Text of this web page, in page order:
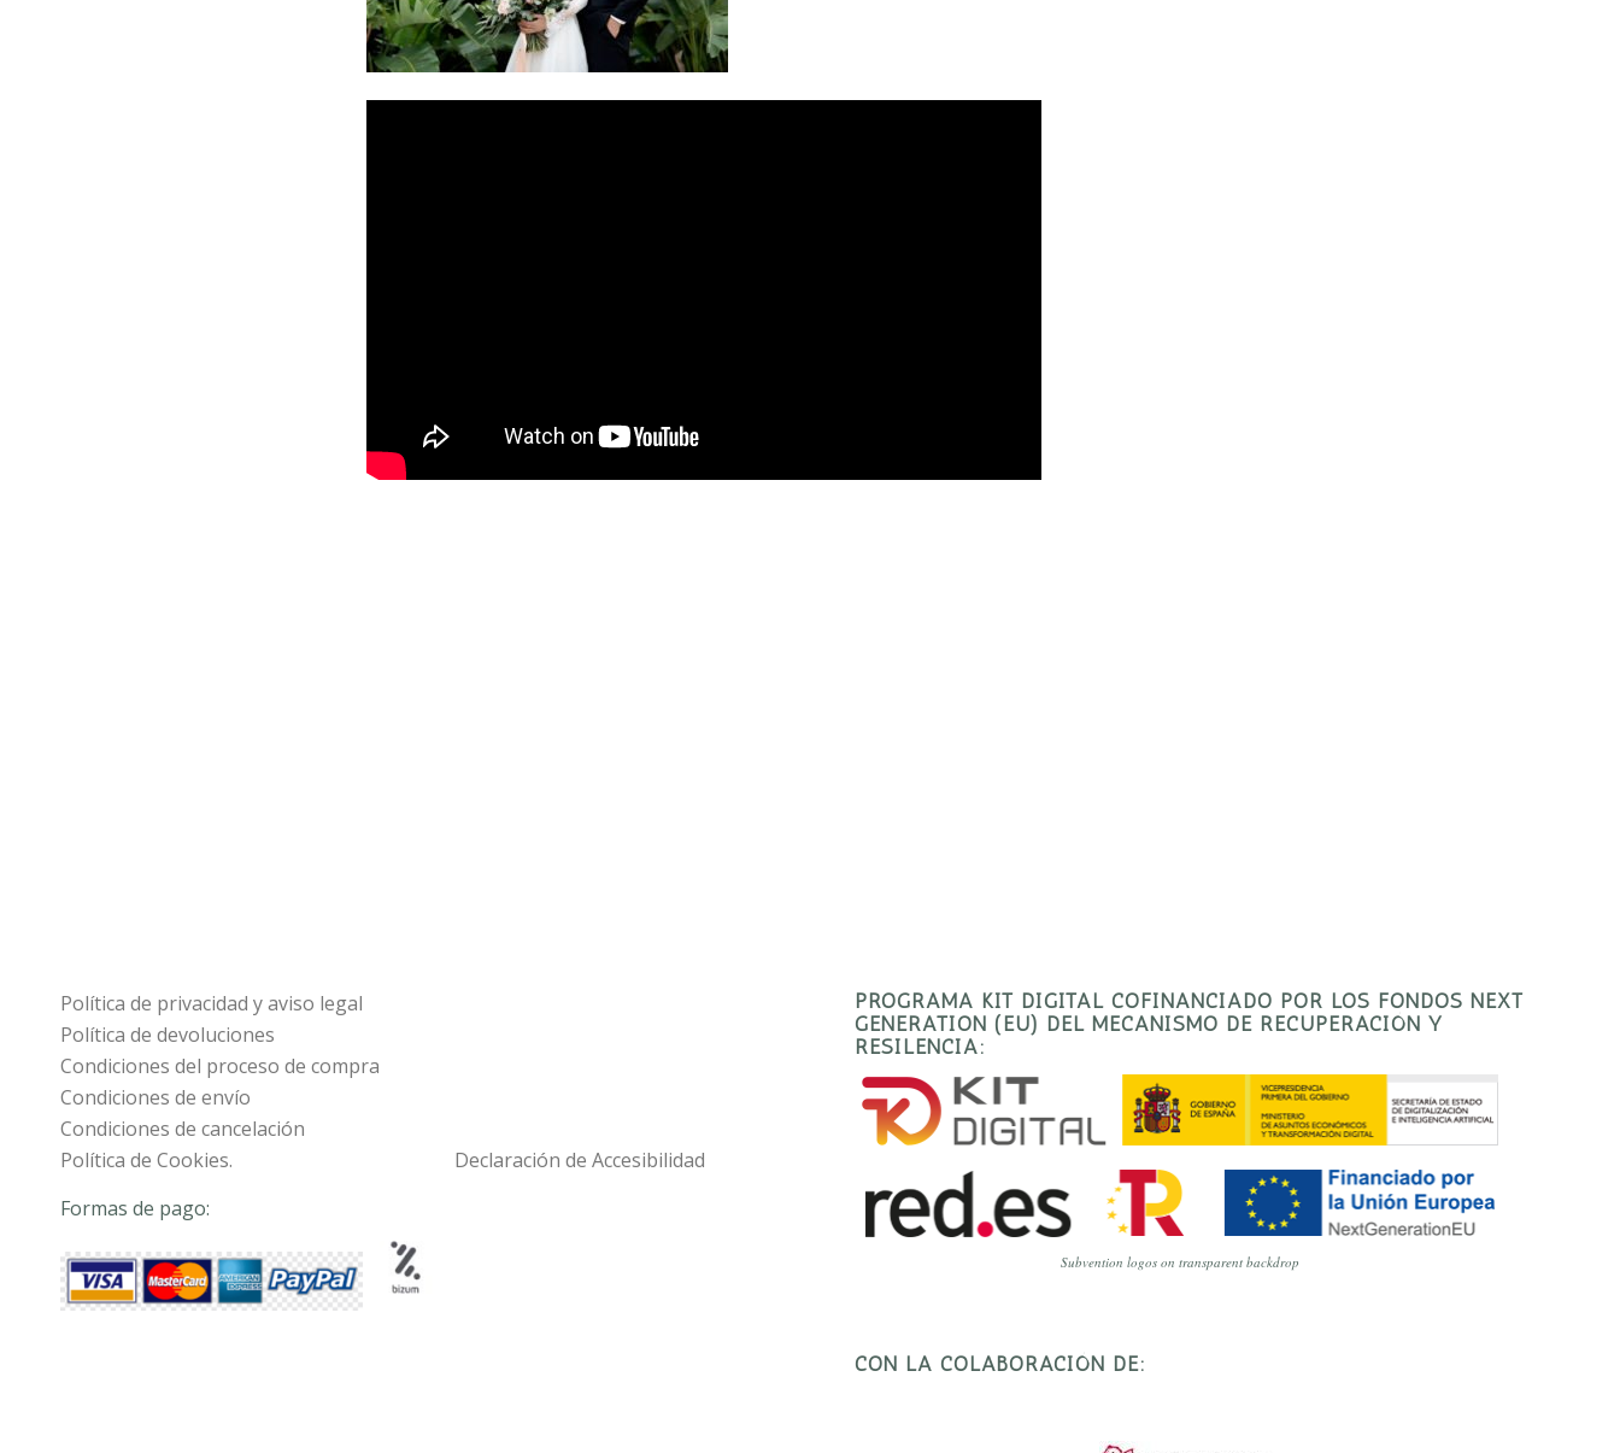
Política de privacidad y aviso legal
Política de devoluciones
Condiciones del proceso de compra
Condiciones de envío
Condiciones de cancelación
Política de Cookies.
Declaración de Accesibilidad
Formas de pago:
PROGRAMA KIT DIGITAL COFINANCIADO POR LOS FONDOS NEXT
GENERATION (EU) DEL MECANISMO DE RECUPERACIÓN Y
RESILENCIA:
Subvention logos on transparent backdrop
CON LA COLABORACIÓN DE: